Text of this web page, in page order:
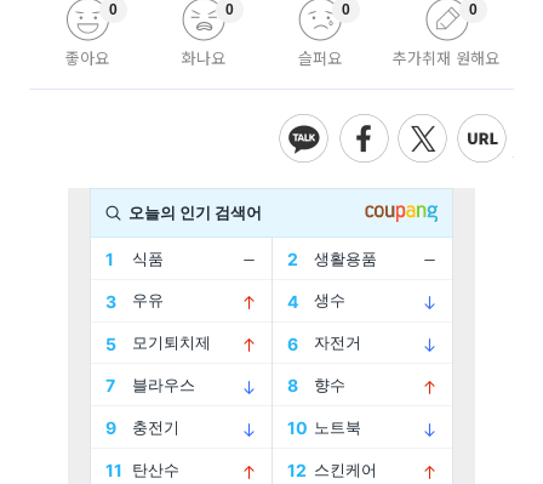
좋아요
0
화나요
0
슬퍼요
0
추가취재 원해요
0